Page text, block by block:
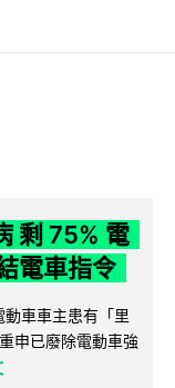
剩 75% 電
電車指令
車車主患有「里
申已廢除電動車強